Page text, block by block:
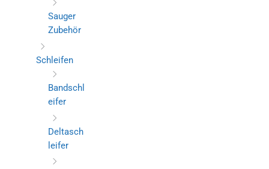
Sauger
Zubehör
Schleifen
Bandschl
eifer
Deltasch
leifer